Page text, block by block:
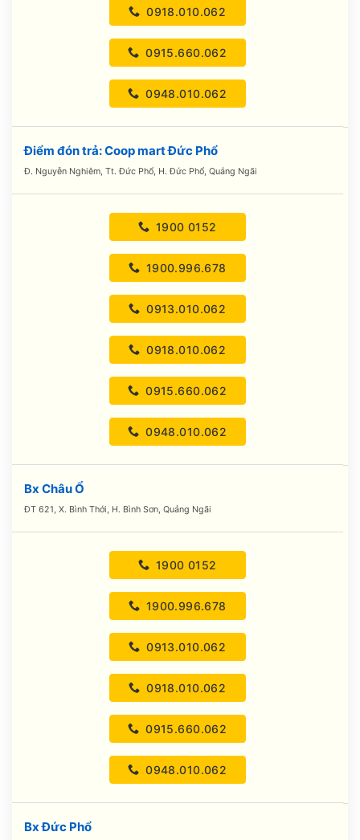
0918.010.062
0915.660.062
0948.010.062
Điểm đón trả: Coop mart Đức Phổ
Đ. Nguyễn Nghiêm, Tt. Đức Phổ, H. Đức Phổ, Quảng Ngãi
1900 0152
1900.996.678
0913.010.062
0918.010.062
0915.660.062
0948.010.062
Bx Châu Ổ
ĐT 621, X. Bình Thới, H. Bình Sơn, Quảng Ngãi
1900 0152
1900.996.678
0913.010.062
0918.010.062
0915.660.062
0948.010.062
Bx Đức Phổ